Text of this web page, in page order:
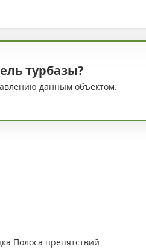
турбазы?
данным объектом.
Полоса препятствий